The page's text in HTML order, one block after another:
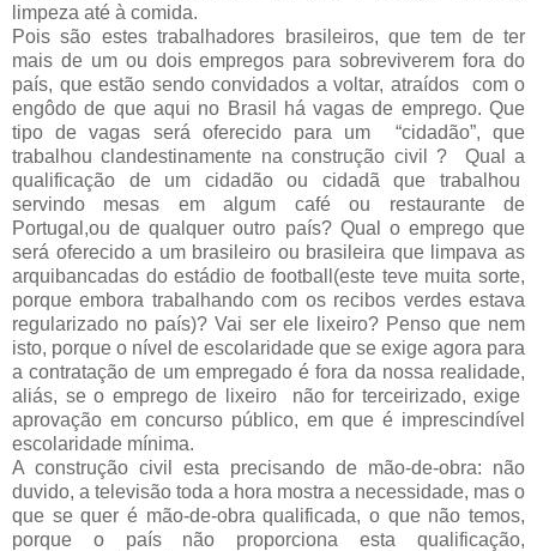
limpeza até à comida.
Pois são estes trabalhadores brasileiros, que tem de ter
mais de um ou dois empregos para sobreviverem fora do
país, que estão sendo convidados a voltar, atraídos com o
engôdo de que aqui no Brasil há vagas de emprego. Que
tipo de vagas será oferecido para um “cidadão”, que
trabalhou clandestinamente na construção civil ? Qual a
qualificação de um cidadão ou cidadã que trabalhou
servindo mesas em algum café ou restaurante de
Portugal,ou de qualquer outro país? Qual o emprego que
será oferecido a um brasileiro ou brasileira que limpava as
arquibancadas do estádio de football(este teve muita sorte,
porque embora trabalhando com os recibos verdes estava
regularizado no país)? Vai ser ele lixeiro? Penso que nem
isto, porque o nível de escolaridade que se exige agora para
a contratação de um empregado é fora da nossa realidade,
aliás, se o emprego de lixeiro não for terceirizado, exige
aprovação em concurso público, em que é imprescindível
escolaridade mínima.
A construção civil esta precisando de mão-de-obra: não
duvido, a televisão toda a hora mostra a necessidade, mas o
que se quer é mão-de-obra qualificada, o que não temos,
porque o país não proporciona esta qualificação,